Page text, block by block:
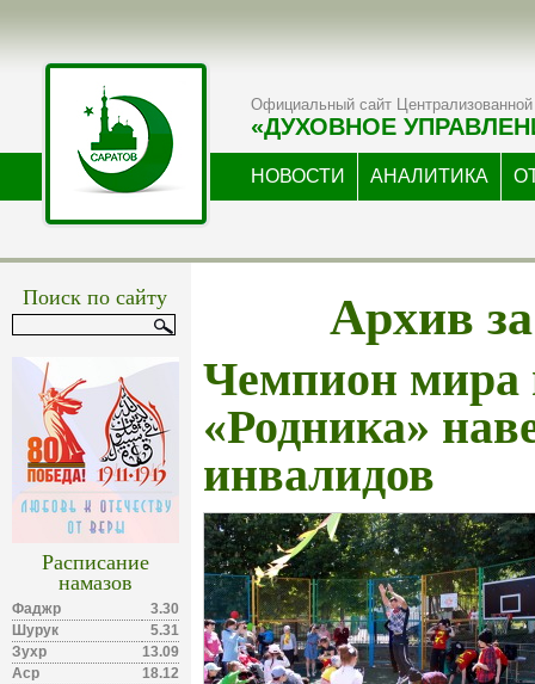
Официальный сайт Централизованной
«ДУХОВНОЕ
НОВОСТИ АНАЛИТИКА
Поиск по сайту
Расписание
намазов
Фаджр
3.30
Шурук
5.31
Зухр
13.09
Аср
18.12
Архив
Чемпион мира
«Родника»
инвалидов